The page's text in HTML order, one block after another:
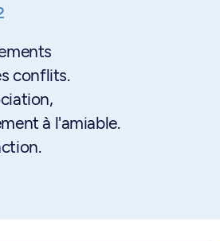
conflits.
à l'amiable.